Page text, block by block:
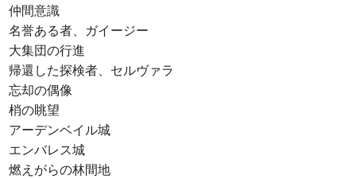
仲間意識
名誉ある者、ガイージー
大集団の行進
帰還した探検者、セルヴァラ
忘却の偶像
梢の眺望
アーデンベイル城
エンバレス城
燃えがらの林間地